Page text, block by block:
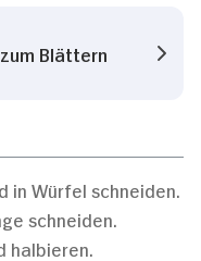
Blättern
in Würfel schneiden.
schneiden.
halbieren.